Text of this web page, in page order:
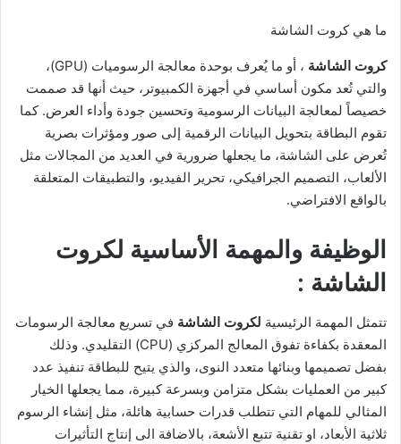
ما هي كروت الشاشة
كروت الشاشة
، أو ما يُعرف بوحدة معالجة الرسوميات (GPU)،
والتي تُعد مكون أساسي في أجهزة الكمبيوتر، حيث أنها قد صممت
خصيصاً لمعالجة البيانات الرسومية وتحسين جودة وأداء العرض. كما
تقوم البطاقة بتحويل البيانات الرقمية إلى صور ومؤثرات بصرية
تُعرض على الشاشة، ما يجعلها ضرورية في العديد من المجالات مثل
الألعاب، التصميم الجرافيكي، تحرير الفيديو، والتطبيقات المتعلقة
بالواقع الافتراضي.
الوظيفة والمهمة الأساسية لكروت
الشاشة :
تتمثل المهمة الرئيسية لكروت الشاشة في تسريع معالجة الرسومات
المعقدة بكفاءة تفوق المعالج المركزي (CPU) التقليدي. وذلك
بفضل تصميمها وبنائها متعدد النوى، والذي يتيح للبطاقة تنفيذ عدد
كبير من العمليات بشكل متزامن وبسرعة كبيرة، مما يجعلها الخيار
المثالي للمهام التي تتطلب قدرات حسابية هائلة، مثل إنشاء الرسوم
ثلاثية الأبعاد، او تقنية تتبع الأشعة، بالاضافة الى إنتاج التأثيرات